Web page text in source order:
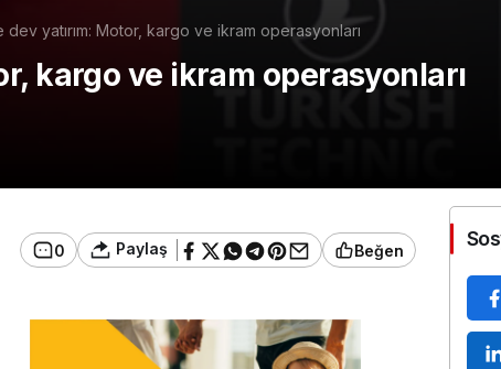
yatırım: Motor, kargo ve ikram operasyonları
kargo ve ikram operasyonları
0 Paylaş Beğen